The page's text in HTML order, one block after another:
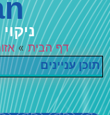
דף הבית »
תוכן עניינים